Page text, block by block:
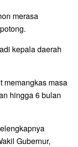
merasa
kepala daerah
memangkas masa
hingga 6 bulan
Gubernur,